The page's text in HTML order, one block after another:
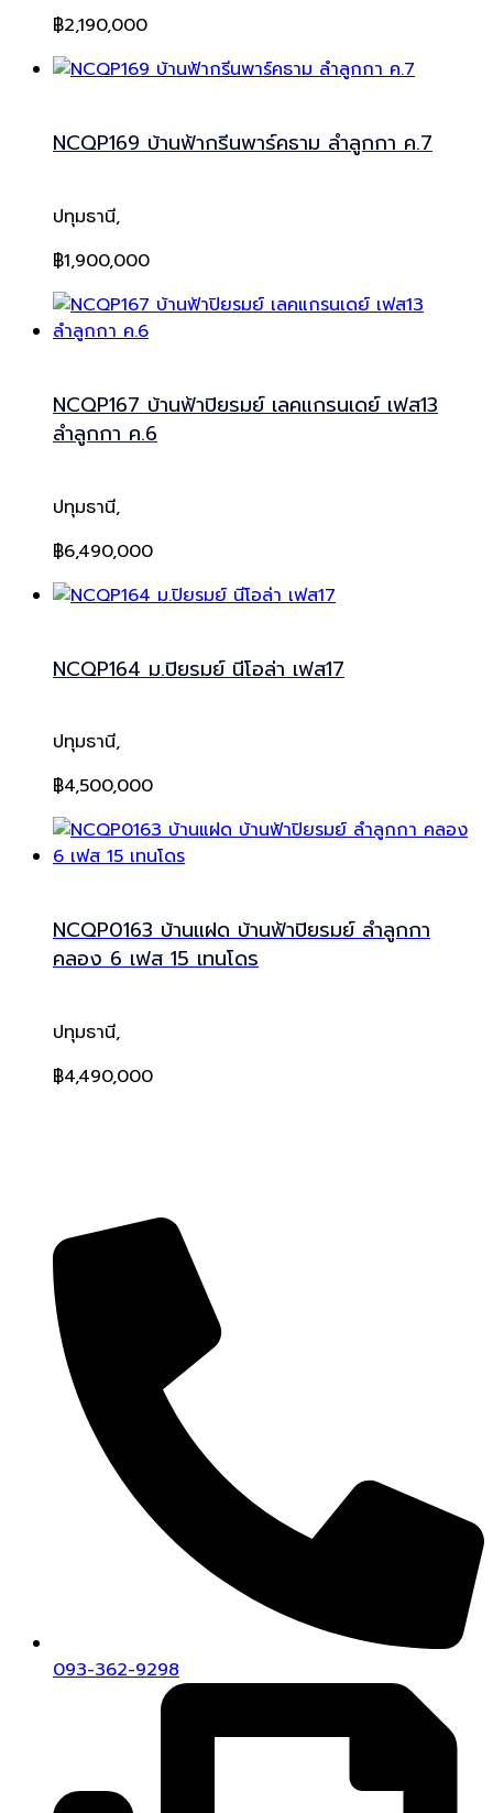
฿2,190,000
NCQP169 บ้านฟ้ากรีนพาร์คธาม ลำลูกกา ค.7
ปทุมธานี,
฿1,900,000
NCQP167 บ้านฟ้าปิยรมย์ เลคแกรนเดย์ เฟส13
ลำลูกกา ค.6
ปทุมธานี,
฿6,490,000
NCQP164 ม.ปิยรมย์ นีโอล่า เฟส17
ปทุมธานี,
฿4,500,000
NCQP0163 บ้านแฝด บ้านฟ้าปิยรมย์ ลำลูกกา
คลอง 6 เฟส 15 เทนโดร
ปทุมธานี,
฿4,490,000
093-362-9298